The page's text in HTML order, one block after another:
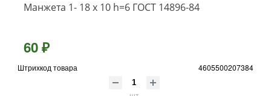
Манжета 1- 18 х 10 h=6 ГОСТ 14896-84
60 ₽
Штрихкод товара 4605500207384